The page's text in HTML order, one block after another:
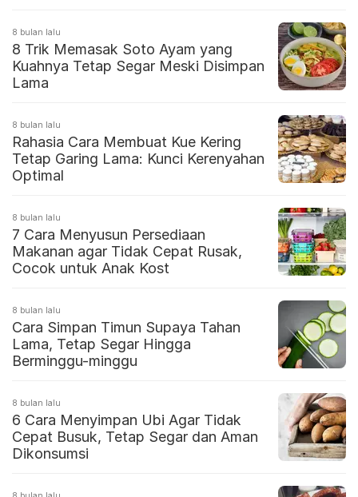
8 bulan lalu
8 Trik Memasak Soto Ayam yang
Kuahnya Tetap Segar Meski Disimpan
Lama
8 bulan lalu
Rahasia Cara Membuat Kue Kering
Tetap Garing Lama: Kunci Kerenyahan
Optimal
8 bulan lalu
7 Cara Menyusun Persediaan
Makanan agar Tidak Cepat Rusak,
Cocok untuk Anak Kost
8 bulan lalu
Cara Simpan Timun Supaya Tahan
Lama, Tetap Segar Hingga
Berminggu-minggu
8 bulan lalu
6 Cara Menyimpan Ubi Agar Tidak
Cepat Busuk, Tetap Segar dan Aman
Dikonsumsi